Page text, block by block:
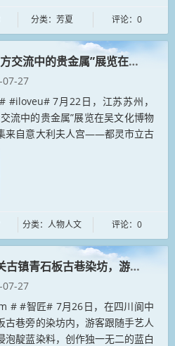
分类：芳夏 评论：0
交流中的贵金属”展览在吴文化
07-27
#iloveu# 7月22日，江苏苏州，
流中的贵金属”展览在吴文化博物
来自意大利夫人宫——都灵市立古
西藏博物馆、山西博物院、甘肃
分类：人物人文 评论：0
古镇青石板古巷染坊，游客体验
07-27
# #智匠# 7月26日，在四川阆中
古巷旁的染坊内，游客跟随手艺人
泡靛蓝染料，创作独一无二的蓝白